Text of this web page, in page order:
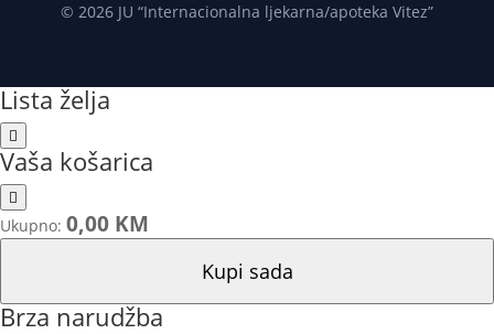
© 2026 JU “Internacionalna ljekarna/apoteka Vitez”
Lista želja
Vaša košarica
Ukupno: 0,00 KM
Kupi sada
Brza narudžba